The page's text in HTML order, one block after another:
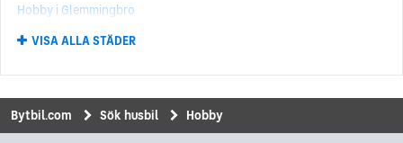
Hobby i Glemmingbro
Hobby i Karlskrona
Hobby i Karlstad
Hobby i Upplands Väsby
VISA ALLA STÄDER
Bytbil.com Sök husbil Hobby